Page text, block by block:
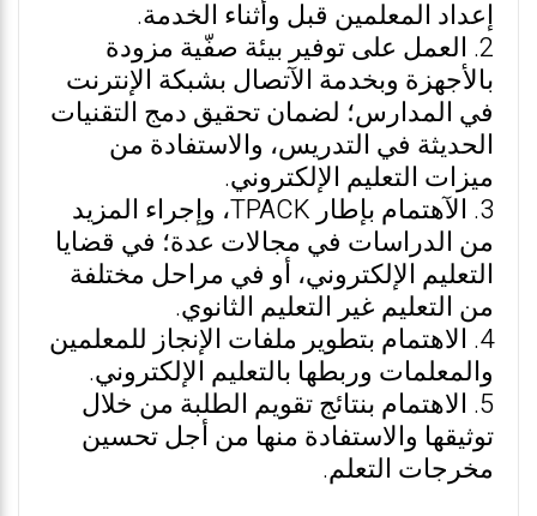
إعداد المعلمين قبل وأثناء الخدمة.
2. العمل على توفير بيئة صفّية مزودة
بالأجهزة وبخدمة الآتصال بشبكة الإنترنت
في المدارس؛ لضمان تحقيق دمج التقنيات
الحديثة في التدريس، والاستفادة من
ميزات التعليم الإلكتروني.
3. الآهتمام بإطار TPACK، وإجراء المزيد
من الدراسات في مجالات عدة؛ في قضايا
التعليم الإلكتروني، أو في مراحل مختلفة
من التعليم غير التعليم الثانوي.
4. الاهتمام بتطوير ملفات الإنجاز للمعلمين
والمعلمات وربطها بالتعليم الإلكتروني.
5. الاهتمام بنتائج تقويم الطلبة من خلال
توثيقها والاستفادة منها من أجل تحسين
مخرجات التعلم.